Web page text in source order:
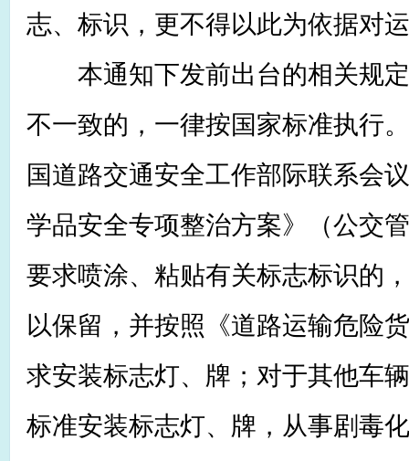
志、标识，更不得以此为依据对
本通知下发前出台的相关规定
不一致的，一律按国家标准执行
国道路交通安全工作部际联系会
学品安全专项整治方案》（公交
要求喷涂、粘贴有关标志标识的
以保留，并按照《道路运输危险
求安装标志灯、牌；对于其他车
标准安装标志灯、牌，从事剧毒